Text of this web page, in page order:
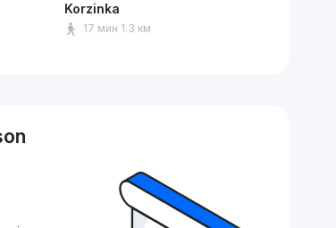
Korzinka
17 мин 1.3 км